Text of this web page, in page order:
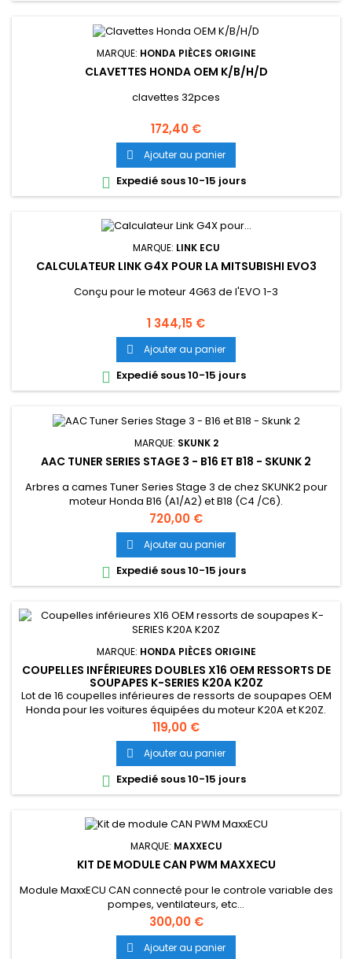
MARQUE: HONDA PIÈCES ORIGINE
CLAVETTES HONDA OEM K/B/H/D
clavettes 32pces
Prix
172,40 €
 Ajouter au panier
 Expedié sous 10-15 jours
MARQUE: LINK ECU
CALCULATEUR LINK G4X POUR LA MITSUBISHI EVO3
Conçu pour le moteur 4G63 de l'EVO 1-3
Prix
1 344,15 €
 Ajouter au panier
 Expedié sous 10-15 jours
MARQUE: SKUNK 2
AAC TUNER SERIES STAGE 3 - B16 ET B18 - SKUNK 2
Arbres a cames Tuner Series Stage 3 de chez SKUNK2 pour
moteur Honda B16 (A1/A2) et B18 (C4 /C6).
Prix
720,00 €
 Ajouter au panier
 Expedié sous 10-15 jours
MARQUE: HONDA PIÈCES ORIGINE
COUPELLES INFÉRIEURES DOUBLES X16 OEM RESSORTS DE
SOUPAPES K-SERIES K20A K20Z
Lot de 16 coupelles inférieures de ressorts de soupapes OEM
Honda pour les voitures équipées du moteur K20A et K20Z.
Prix
119,00 €
 Ajouter au panier
 Expedié sous 10-15 jours
MARQUE: MAXXECU
KIT DE MODULE CAN PWM MAXXECU
Module MaxxECU CAN connecté pour le controle variable des
pompes, ventilateurs, etc...
Prix
300,00 €
 Ajouter au panier